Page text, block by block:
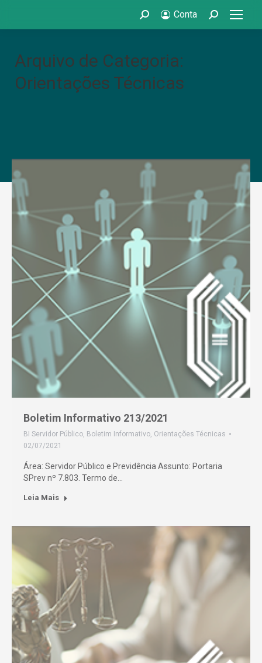
Search: Conta Search:
Arquivo de Categoria:
Orientações Técnicas
Boletim Informativo 213/2021
BI Servidor Público, Boletim Informativo, Orientações Técnicas
02/07/2021
Área: Servidor Público e Previdência Assunto: Portaria
SPrev nº 7.803. Termo de…
Leia Mais